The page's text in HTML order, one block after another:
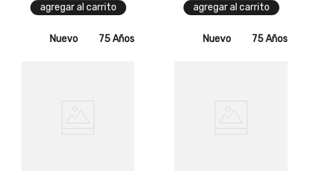
agregar al carrito agregar al carrito
Nuevo 75 Años Nuevo 75 Años